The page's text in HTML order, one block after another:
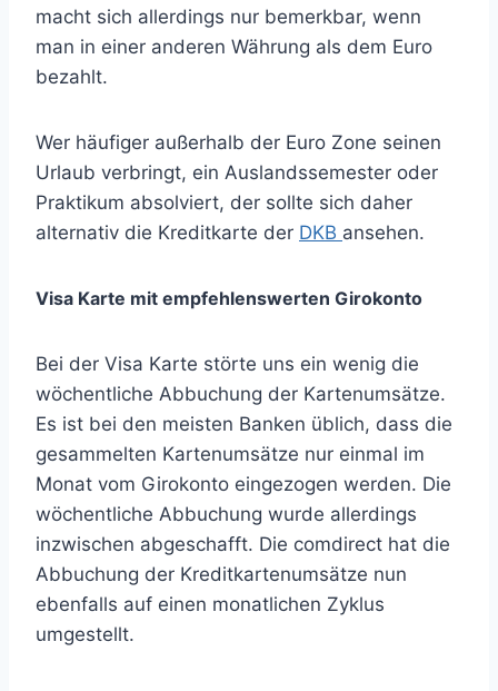
macht sich allerdings nur bemerkbar, wenn
man in einer anderen Währung als dem Euro
bezahlt.
Wer häufiger außerhalb der Euro Zone seinen
Urlaub verbringt, ein Auslandssemester oder
Praktikum absolviert, der sollte sich daher
alternativ die Kreditkarte der DKB ansehen.
Visa Karte mit empfehlenswerten Girokonto
Bei der Visa Karte störte uns ein wenig die
wöchentliche Abbuchung der Kartenumsätze.
Es ist bei den meisten Banken üblich, dass die
gesammelten Kartenumsätze nur einmal im
Monat vom Girokonto eingezogen werden. Die
wöchentliche Abbuchung wurde allerdings
inzwischen abgeschafft. Die comdirect hat die
Abbuchung der Kreditkartenumsätze nun
ebenfalls auf einen monatlichen Zyklus
umgestellt.